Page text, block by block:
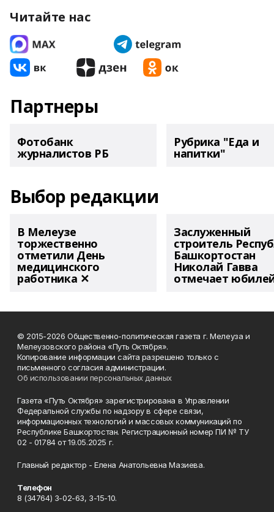
Читайте нас
Партнеры
Фотобанк
журналистов РБ
Рубрика "Еда и
напитки"
Выбор редакции
В Мелеузе
торжественно
отметили День
медицинского
работника ✕
Заслуженный
строитель
Башкортостан
Николай Гавва
отмечает
© 2015-2026 Общественно-политическая газета г. Мелеуза и
Мелеузовского района «Путь Октября».
Копирование информации сайта разрешено только с
письменного согласия администрации.
Об использовании персональных данных
Газета «Путь Октября» зарегистрирована в Управлении
Федеральной службы по надзору в сфере связи,
информационных технологий и массовых коммуникаций по
Республике Башкортостан. Регистрационный номер ПИ № ТУ
02 - 01784 от 19.05.2025 г.
Главный редактор - Елена Анатольевна Мазиева.
Телефон
8 (34764) 3-02-63, 3-15-10.